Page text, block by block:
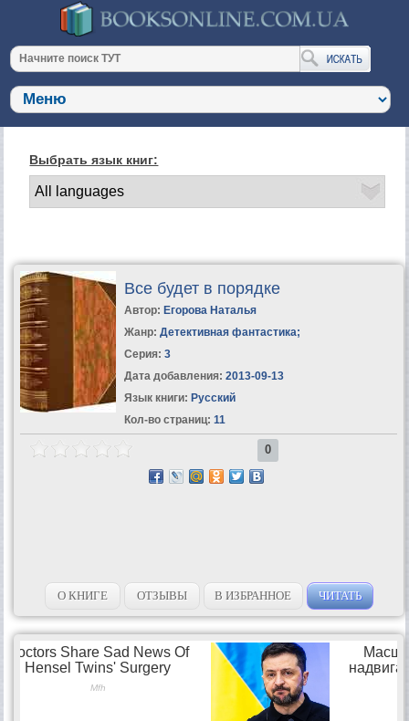
Выбрать язык книг:
Все будет в порядке
Автор: Егорова Наталья
Жанр: Детективная фантастика;
Серия: 3
Дата добавления: 2013-09-13
Язык книги: Русский
Кол-во страниц: 11
0
О КНИГЕ ОТЗЫВЫ В ИЗБРАННОЕ ЧИТАТЬ